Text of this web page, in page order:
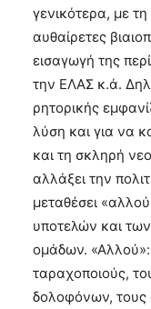
γενικότερα, με
αυθαίρετες
εισαγωγή της
την ΕΛΑΣ κ.ά.
ρητορικής
λύση και για να
και τη σκληρή
αλλάξει την
μεταθέσει
υποτελών και
ομάδων.
ταραχοποιούς,
δολοφόνων, τους